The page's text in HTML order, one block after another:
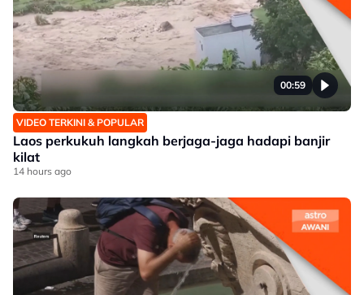
00:59
VIDEO TERKINI & POPULAR
Laos perkukuh langkah berjaga-jaga hadapi banjir
kilat
14 hours ago